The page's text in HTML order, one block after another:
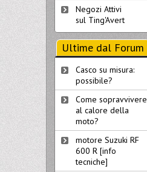
Negozi Attivi
sul Ting'Avert
Ultime dal Forum
Casco su misura:
possibile?
Come sopravvivere
al calore della
moto?
motore Suzuki RF
600 R [info
tecniche]